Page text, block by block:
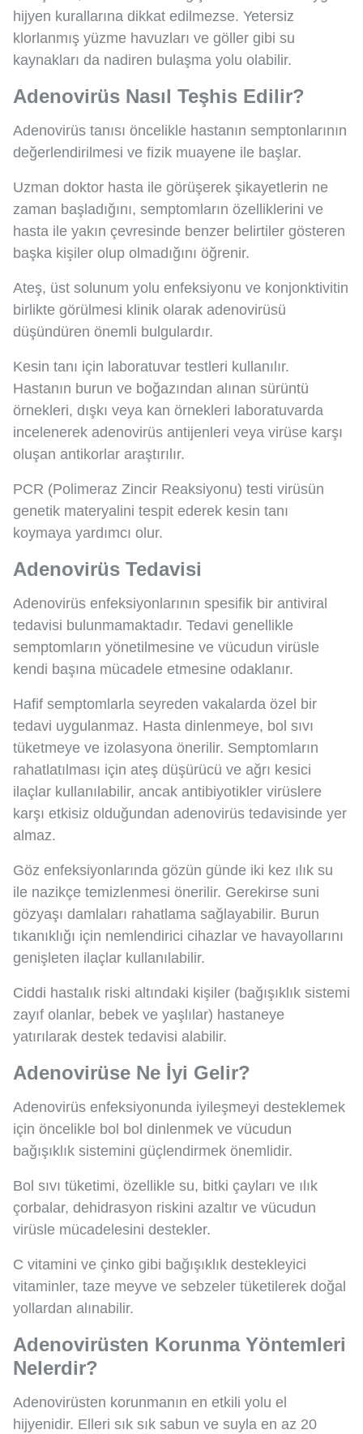
hijyen kurallarına dikkat edilmezse. Yetersiz
klorlanmış yüzme havuzları ve göller gibi su
kaynakları da nadiren bulaşma yolu olabilir.
Adenovirüs Nasıl Teşhis Edilir?
Adenovirüs tanısı öncelikle hastanın semptonlarının
değerlendirilmesi ve fizik muayene ile başlar.
Uzman doktor hasta ile görüşerek şikayetlerin ne
zaman başladığını, semptomların özelliklerini ve
hasta ile yakın çevresinde benzer belirtiler gösteren
başka kişiler olup olmadığını öğrenir.
Ateş, üst solunum yolu enfeksiyonu ve konjonktivitin
birlikte görülmesi klinik olarak adenovirüsü
düşündüren önemli bulgulardır.
Kesin tanı için laboratuvar testleri kullanılır.
Hastanın burun ve boğazından alınan sürüntü
örnekleri, dışkı veya kan örnekleri laboratuvarda
incelenerek adenovirüs antijenleri veya virüse karşı
oluşan antikorlar araştırılır.
PCR (Polimeraz Zincir Reaksiyonu) testi virüsün
genetik materyalini tespit ederek kesin tanı
koymaya yardımcı olur.
Adenovirüs Tedavisi
Adenovirüs enfeksiyonlarının spesifik bir antiviral
tedavisi bulunmamaktadır. Tedavi genellikle
semptomların yönetilmesine ve vücudun virüsle
kendi başına mücadele etmesine odaklanır.
Hafif semptomlarla seyreden vakalarda özel bir
tedavi uygulanmaz. Hasta dinlenmeye, bol sıvı
tüketmeye ve izolasyona önerilir. Semptomların
rahatlatılması için ateş düşürücü ve ağrı kesici
ilaçlar kullanılabilir, ancak antibiyotikler virüslere
karşı etkisiz olduğundan adenovirüs tedavisinde yer
almaz.
Göz enfeksiyonlarında gözün günde iki kez ılık su
ile nazikçe temizlenmesi önerilir. Gerekirse suni
gözyaşı damlaları rahatlama sağlayabilir. Burun
tıkanıklığı için nemlendirici cihazlar ve havayollarını
genişleten ilaçlar kullanılabilir.
Ciddi hastalık riski altındaki kişiler (bağışıklık sistemi
zayıf olanlar, bebek ve yaşlılar) hastaneye
yatırılarak destek tedavisi alabilir.
Adenovirüse Ne İyi Gelir?
Adenovirüs enfeksiyonunda iyileşmeyi desteklemek
için öncelikle bol bol dinlenmek ve vücudun
bağışıklık sistemini güçlendirmek önemlidir.
Bol sıvı tüketimi, özellikle su, bitki çayları ve ılık
çorbalar, dehidrasyon riskini azaltır ve vücudun
virüsle mücadelesini destekler.
C vitamini ve çinko gibi bağışıklık destekleyici
vitaminler, taze meyve ve sebzeler tüketilerek doğal
yollardan alınabilir.
Adenovirüsten Korunma Yöntemleri
Nelerdir?
Adenovirüsten korunmanın en etkili yolu el
hijyenidir. Elleri sık sık sabun ve suyla en az 20